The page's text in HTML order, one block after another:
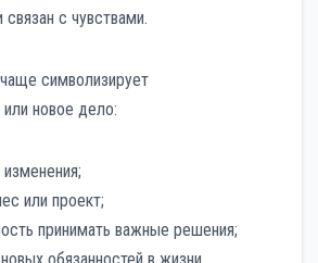
с чувствами.
символизирует
или новое дело:
или проект;
принимать важные решения;
обязанностей в жизни.